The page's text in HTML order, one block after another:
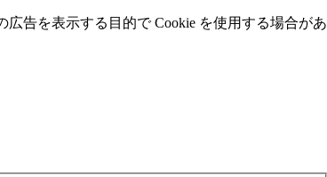
告を表⽰する⽬的で Cookie を使⽤する場合があ